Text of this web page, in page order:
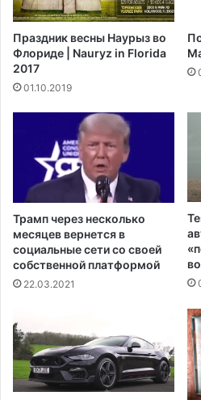
в
е
г
о
с
с
Б
а
й
н
а
е
н
а
п
о
д
д
а
е
т
п
р
с
о
ю
з
Праздник весны Наурыз во
Флориде | Nauryz in Florida
2017
01.10.2019
Трамп через несколько
месяцев вернется в
социальные сети со своей
собственной платформой
22.03.2021